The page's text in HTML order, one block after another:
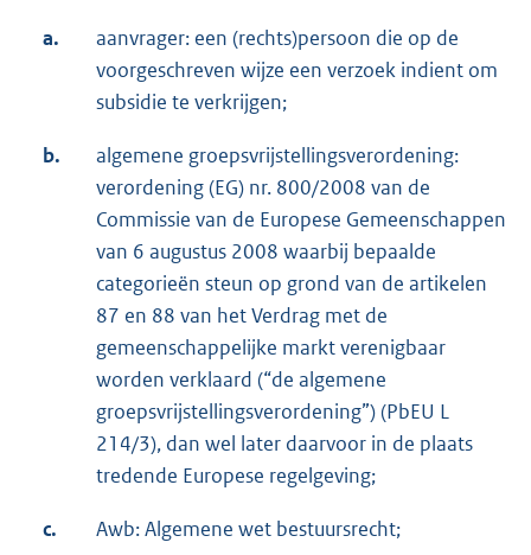
a.
aanvrager: een (rechts)persoon die op de
voorgeschreven wijze een verzoek indient om
subsidie te verkrijgen;
b.
algemene groepsvrijstellingsverordening:
verordening (EG) nr. 800/2008 van de
Commissie van de Europese Gemeenschappen
van 6 augustus 2008 waarbij bepaalde
categorieën steun op grond van de artikelen
87 en 88 van het Verdrag met de
gemeenschappelijke markt verenigbaar
worden verklaard (“de algemene
groepsvrijstellingsverordening”) (PbEU L
214/3), dan wel later daarvoor in de plaats
tredende Europese regelgeving;
c. Awb: Algemene wet bestuursrecht;